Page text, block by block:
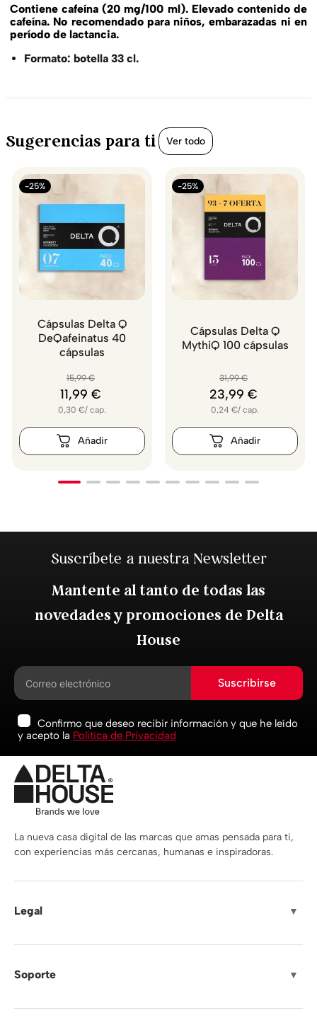
Contiene cafeína (20 mg/100 ml). Elevado contenido de
cafeína. No recomendado para niños, embarazadas ni en
período de lactancia.
Formato: botella 33 cl.
Sugerencias para ti Ver todo
-25%
Cápsulas Delta Q
DeQafeinatus 40
cápsulas
15,99 €
11,99 €
0,30 €/ cap.
-25%
Cápsulas Delta Q
MythiQ 100 cápsulas
31,99 €
23,99 €
0,24 €/ cap.
Suscríbete a nuestra Newsletter
Mantente al tanto de todas las
novedades y promociones de Delta
House
Suscribirse
Confirmo que deseo recibir información y que he leído
y acepto la Política de Privacidad
La nueva casa digital de las marcas que amas pensada para ti,
con experiencias más cercanas, humanas e inspiradoras.
Legal ▼
Soporte ▼